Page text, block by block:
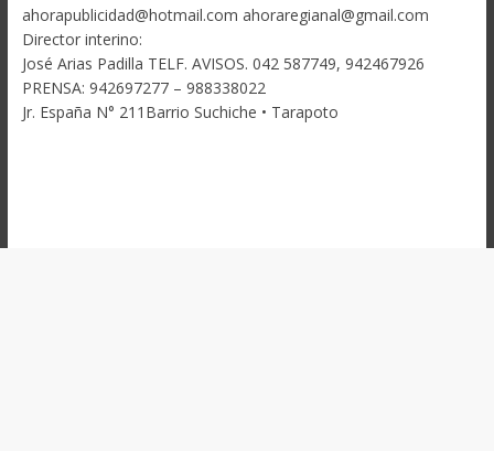
ahorapublicidad@hotmail.com ahoraregianal@gmail.com
Director interino:
José Arias Padilla TELF. AVISOS. 042 587749, 942467926
PRENSA: 942697277 – 988338022
Jr. España N° 211Barrio Suchiche • Tarapoto